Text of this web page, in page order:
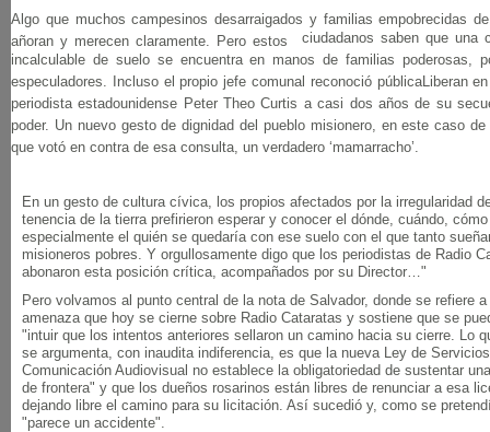
Algo que muchos campesinos desarraigados y familias empobrecidas
añoran y merecen claramente. Pero estos ciudadanos saben que una
incalculable de suelo se encuentra en manos de familias poderosas,
especuladores. Incluso el propio jefe comunal reconoció públicaLiberan
periodista estadounidense Peter Theo Curtis a casi dos años de su
poder. Un nuevo gesto de dignidad del pueblo misionero, en este caso de
que votó en contra de esa consulta, un verdadero ‘mamarracho’.
En un gesto de cultura cívica, los propios afectados por la irregularidad
tenencia de la tierra prefirieron esperar y conocer el dónde, cuándo,
especialmente el quién se quedaría con ese suelo con el que tanto
misioneros pobres. Y orgullosamente digo que los periodistas de Radio
abonaron esta posición crítica, acompañados por su Director…"
Pero volvamos al punto central de la nota de Salvador, donde se refiere a
amenaza que hoy se cierne sobre Radio Cataratas y sostiene que se
"intuir que los intentos anteriores sellaron un camino hacia su cierre. Lo
se argumenta, con inaudita indiferencia, es que la nueva Ley de
Comunicación Audiovisual no establece la obligatoriedad de sustentar
de frontera" y que los dueños rosarinos están libres de renunciar a esa
dejando libre el camino para su licitación. Así sucedió y, como se
"parece un accidente".